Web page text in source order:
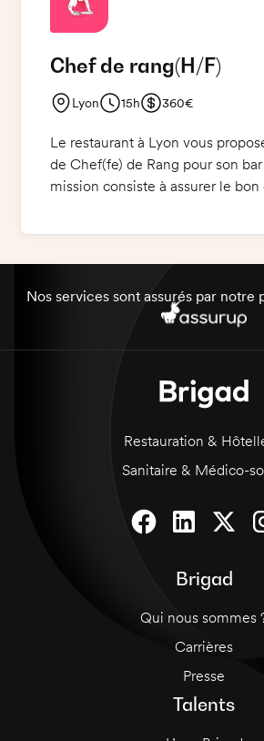
travaillerez en étroite
déjeuners de qualité.
Chef de rang(H/F)
Lyon 15h 360€
Le restaurant à Lyon vous
de Chef(fe) de Rang pour son
mission consiste à assurer le
les clients. Compétences
les normes de qualité et de
alimentaire. Une bonne
Nos services sont assurés par notre
Restauration &
Sanitaire & Médico-
Brigad
Qui nous sommes
Carrières
Presse
Talents